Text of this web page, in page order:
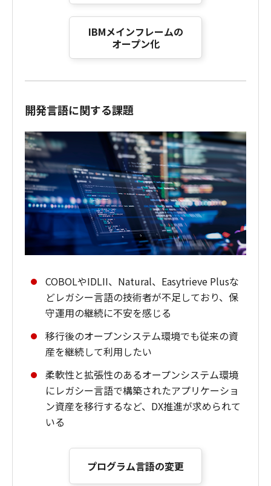
IBMメインフレームの
オープン化
開発言語に関する課題
COBOLやIDLII、Natural、Easytrieve Plusな
どレガシー言語の技術者が不足しており、保
守運用の継続に不安を感じる
移行後のオープンシステム環境でも従来の資
産を継続して利用したい
柔軟性と拡張性のあるオープンシステム環境
にレガシー言語で構築されたアプリケーショ
ン資産を移行するなど、DX推進が求められて
いる
プログラム言語の変更